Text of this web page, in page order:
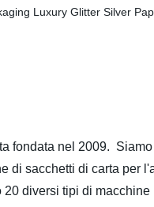
fondata nel 2009.
sacchetti di carta per
diversi tipi di